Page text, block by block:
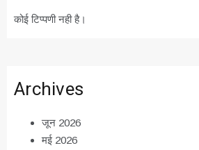
कोई टिप्पणी नही है।
Archives
जून 2026
मई 2026